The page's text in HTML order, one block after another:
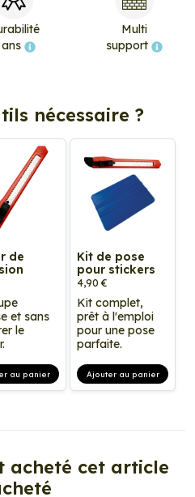
Multi
support
nécessaire ?
de
et sans
le
au panier
Kit de pose
pour stickers
4,90 €
Kit complet,
prêt à l'emploi
pour une pose
parfaite.
Ajouter au panier
acheté cet article